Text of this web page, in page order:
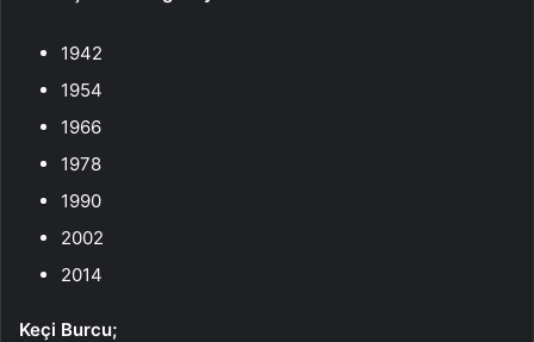
1942
1954
1966
1978
1990
2002
2014
Keçi Burcu;